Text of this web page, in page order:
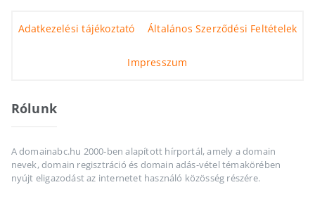
Adatkezelési tájékoztató Általános Szerződési Feltételek
Impresszum
Rólunk
A domainabc.hu 2000-ben alapított hírportál, amely a domain
nevek, domain regisztráció és domain adás-vétel témakörében
nyújt eligazodást az internetet használó közösség részére.